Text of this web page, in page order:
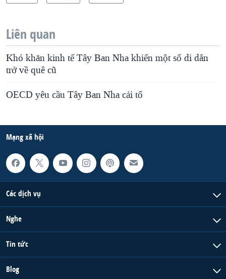
Liên quan
Khó khăn kinh tế Tây Ban Nha khiến một số di dân
trở về quê cũ
OECD yêu cầu Tây Ban Nha cải tổ
Mạng xã hội
Các dịch vụ
Nghe
Tin tức
Blog